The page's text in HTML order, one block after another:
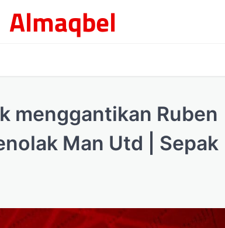
Almaqbel
menggantikan Ruben
Man Utd | Sepak